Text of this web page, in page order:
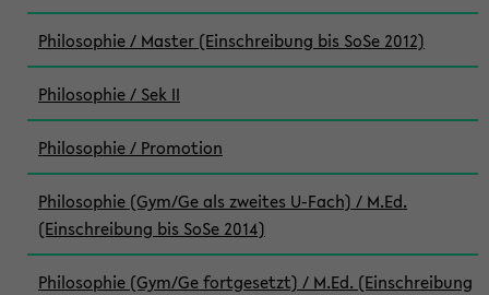
Philosophie / Master (Einschreibung bis SoSe 2012)
Philosophie / Sek II
Philosophie / Promotion
Philosophie (Gym/Ge als zweites U-Fach) / M.Ed.
(Einschreibung bis SoSe 2014)
Philosophie (Gym/Ge fortgesetzt) / M.Ed. (Einschreibung